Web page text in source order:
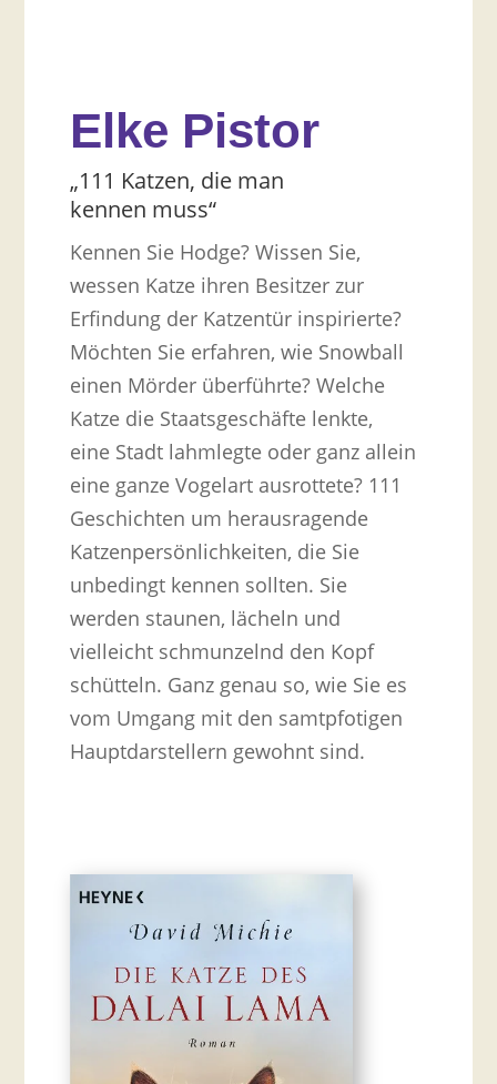
Elke Pistor
„111 Katzen, die man
kennen muss“
Kennen Sie Hodge? Wissen Sie,
wessen Katze ihren Besitzer zur
Erfindung der Katzentür inspirierte?
Möchten Sie erfahren, wie Snowball
einen Mörder überführte? Welche
Katze die Staatsgeschäfte lenkte,
eine Stadt lahmlegte oder ganz allein
eine ganze Vogelart ausrottete? 111
Geschichten um herausragende
Katzenpersönlichkeiten, die Sie
unbedingt kennen sollten. Sie
werden staunen, lächeln und
vielleicht schmunzelnd den Kopf
schütteln. Ganz genau so, wie Sie es
vom Umgang mit den samtpfotigen
Hauptdarstellern gewohnt sind.